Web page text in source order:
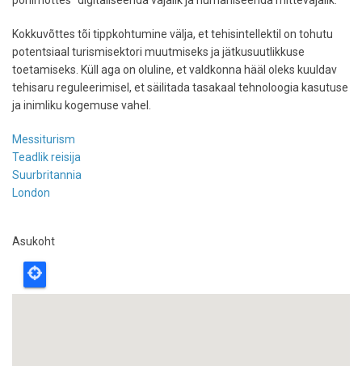
Kokkuvõttes tõi tippkohtumine välja, et tehisintellektil on tohutu
potentsiaal turismisektori muutmiseks ja jätkusuutlikkuse
toetamiseks. Küll aga on oluline, et valdkonna hääl oleks kuuldav
tehisaru reguleerimisel, et säilitada tasakaal tehnoloogia kasutuse
ja inimliku kogemuse vahel.
Messiturism
Teadlik reisija
Suurbritannia
London
Asukoht